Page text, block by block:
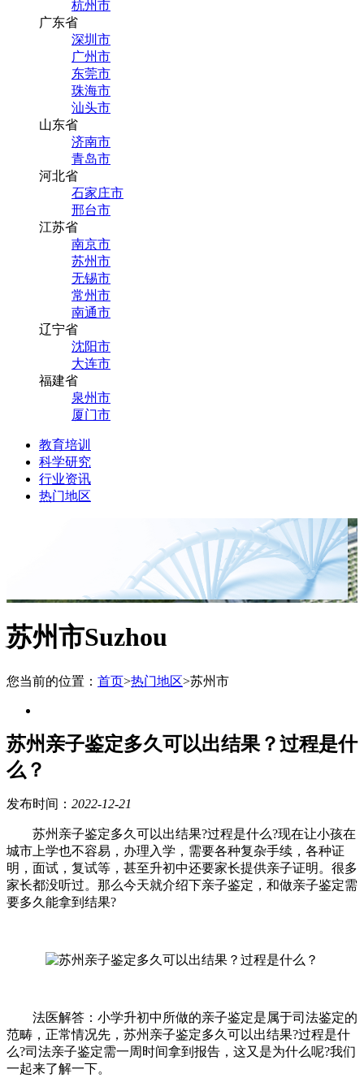
杭州市
广东省
深圳市
广州市
东莞市
珠海市
汕头市
山东省
济南市
青岛市
河北省
石家庄市
邢台市
江苏省
南京市
苏州市
无锡市
常州市
南通市
辽宁省
沈阳市
大连市
福建省
泉州市
厦门市
教育培训
科学研究
行业资讯
热门地区
苏州市Suzhou
您当前的位置： 首页>热门地区>苏州市
苏州亲子鉴定多久可以出结果？过程是什
么？
发布时间： 2022-12-21
苏州亲子鉴定多久可以出结果?过程是什么?现在让小孩在
城市上学也不容易，办理入学，需要各种复杂手续，各种证
明，面试，复试等，甚至升初中还要家长提供亲子证明。很多
家长都没听过。那么今天就介绍下亲子鉴定，和做亲子鉴定需
要多久能拿到结果?
法医解答：小学升初中所做的亲子鉴定是属于司法鉴定的
范畴，正常情况先，苏州亲子鉴定多久可以出结果?过程是什
么?司法亲子鉴定需一周时间拿到报告，这又是为什么呢?我们
一起来了解一下。